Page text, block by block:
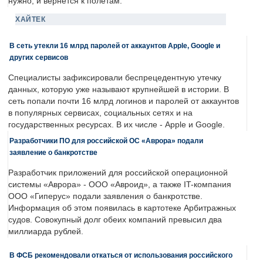
ХАЙТЕК
В сеть утекли 16 млрд паролей от аккаунтов Apple, Google и
других сервисов
Специалисты зафиксировали беспрецедентную утечку
данных, которую уже называют крупнейшей в истории. В
сеть попали почти 16 млрд логинов и паролей от аккаунтов
в популярных сервисах, социальных сетях и на
государственных ресурсах. В их числе - Apple и Google.
Разработчики ПО для российской ОС «Аврора» подали
заявление о банкротстве
Разработчик приложений для российской операционной
системы «Аврора» - ООО «Авроид», а также IT-компания
ООО «Гиперус» подали заявления о банкротстве.
Информация об этом появилась в картотеке Арбитражных
судов. Совокупный долг обеих компаний превысил два
миллиарда рублей.
В ФСБ рекомендовали откаться от использования российского